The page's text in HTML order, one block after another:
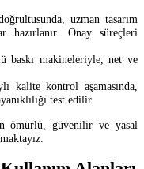
uzman tasarım
hazırlanır. Onay süreçleri
baskı makineleriyle, net ve
kalite kontrol aşamasında,
test edilir.
ömürlü, güvenilir ve yasal